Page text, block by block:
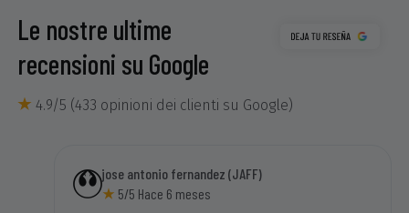
Le nostre ultime
recensioni su Google
4.9/5 (433 opinioni dei clienti su Google)
jose antonio fernandez (JAFF)
5/5 Hace 6 meses